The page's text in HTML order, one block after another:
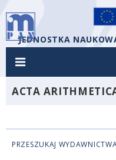
JEDNOSTKA
ACTA
PRZESZUKAJ